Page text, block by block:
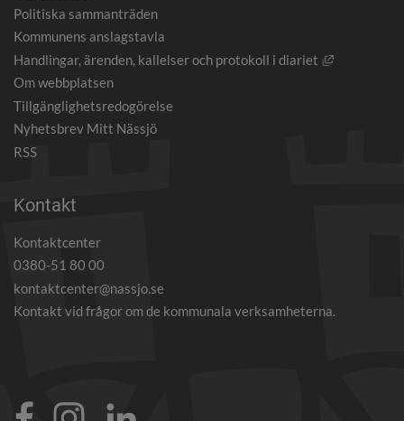
Politiska sammanträden
Kommunens anslagstavla
Handlingar, ärenden, kallelser och protokoll i diariet
Länk till
Om webbplatsen
Tillgänglighetsredogörelse
Nyhetsbrev Mitt Nässjö
RSS
Kontakt
Kontaktcenter
0380-51 80 00
kontaktcenter@nassjo.se
Kontakt vid frågor om de kommunala verksamheterna.